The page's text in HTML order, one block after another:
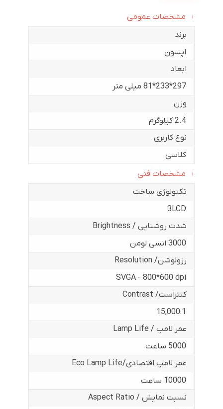
مشخصات عمومی
برند
اپسون
ابعاد
297*233*81 میلی متر
وزن
2.4 کیلوگرم
نوع کاربری
کلاسی
مشخصات فنی
تکنولوژی ساخت
3LCD
شدت روشنایی / Brightness
3000 انسی لومن
رزولوشن/ Resolution
SVGA - 800*600 dpi
کنتراست/ Contrast
15,000:1
عمر لامپ / Lamp Life
5000 ساعت
عمر لامپ اقتصادی/Eco Lamp Life
10000 ساعت
نسبت نمایش / Aspect Ratio